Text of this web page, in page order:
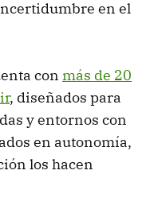
en el
con más de 20
, diseñados para
y entornos con
en autonomía,
los hacen